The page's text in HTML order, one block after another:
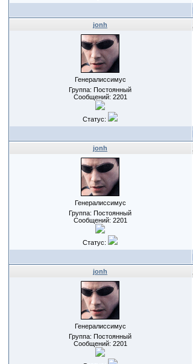
jonh
Генералиссимус
Группа: Постоянный
Сообщений: 2201
Статус:
jonh
Генералиссимус
Группа: Постоянный
Сообщений: 2201
Статус:
jonh
Генералиссимус
Группа: Постоянный
Сообщений: 2201